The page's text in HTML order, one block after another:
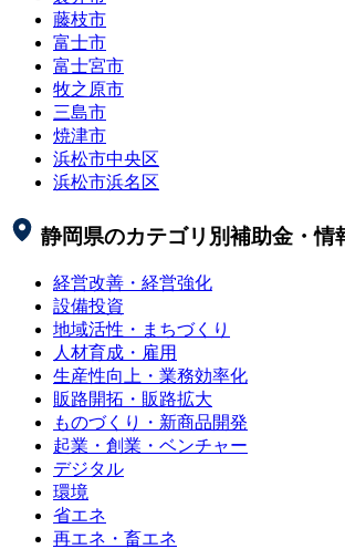
藤枝市
富士市
富士宮市
牧之原市
三島市
焼津市
浜松市中央区
浜松市浜名区
静岡県のカテゴリ別補助金・情
経営改善・経営強化
設備投資
地域活性・まちづくり
人材育成・雇用
生産性向上・業務効率化
販路開拓・販路拡大
ものづくり・新商品開発
起業・創業・ベンチャー
デジタル
環境
省エネ
再エネ・畜エネ